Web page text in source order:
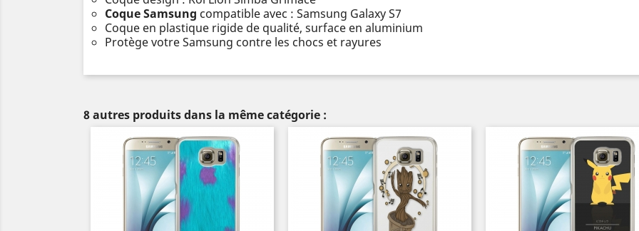
Coque Samsung compatible avec : Samsung Galaxy S7
Coque en plastique rigide de qualité, surface en aluminium
Protège votre Samsung contre les chocs et rayures
8 autres produits dans la même catégorie :